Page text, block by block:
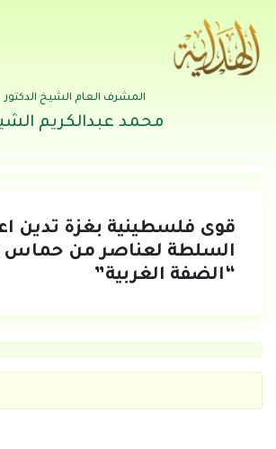
المشرف العام الشيخ الدكتور
محمد عبدالكريم
قوى فلسطينية بغزة تدين
السلطة لعناصر من حماس
“الضفة الغربية”